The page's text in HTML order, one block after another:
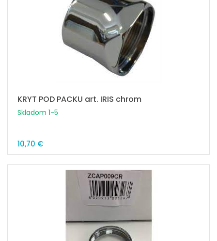
KRYT POD PACKU art. IRIS chrom
Skladom 1-5
10,70 €